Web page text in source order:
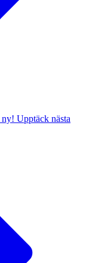
ny! Upptäck nästa